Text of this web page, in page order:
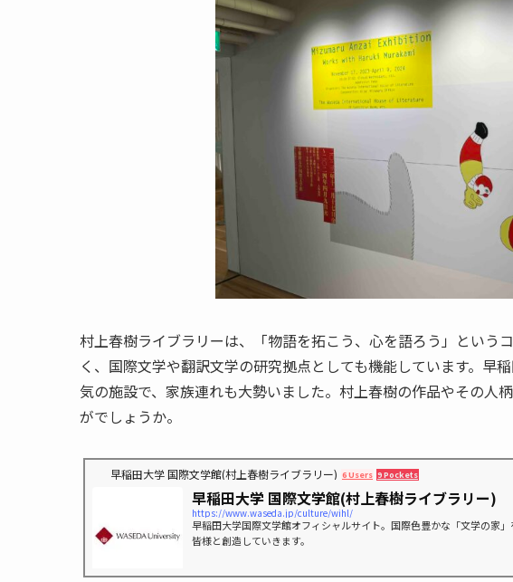
村上春樹ライブラリーは、「物語を拓こう、心を語ろう」という
く、国際文学や翻訳文学の研究拠点としても機能しています。早
気の施設で、家族連れも大勢いました。村上春樹の作品やその人
がでしょうか。
早稲田大学 国際文学館(村上春樹ライブラリー) 6 Users 9 Pockets
早稲田大学 国際文学館(村上春樹ライブラリー)
https://www.waseda.jp/culture/wihl/
早稲田大学国際文学館オフィシャルサイト。国際色豊かな「文学の家」
皆様と創造していきます。